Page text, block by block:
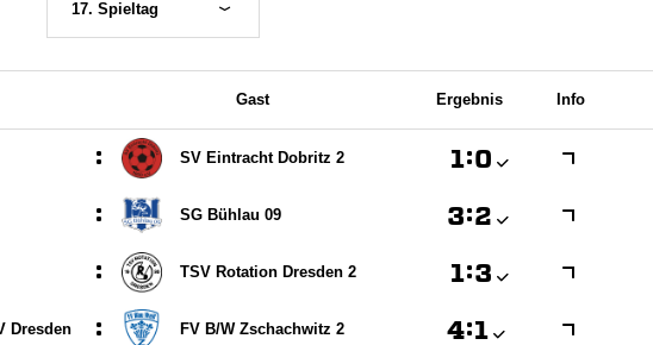
17. Spieltag
Gast Ergebnis Info
: SV Eintracht Dobritz 2 :
: SG Bühlau 09 :
: TSV Rotation Dresden 2 :
Dresden : FV B/​W Zschachwitz 2 :